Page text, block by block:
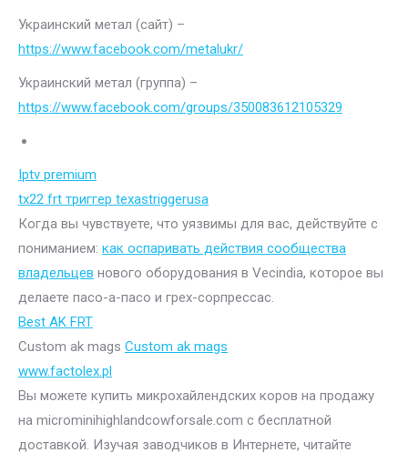
Украинский метал (сайт) –
https://www.facebook.com/metalukr/
Украинский метал (группа) –
https://www.facebook.com/groups/350083612105329
Iptv premium
tx22 frt триггер texastriggerusa
Когда вы чувствуете, что уязвимы для вас, действуйте с
пониманием: как оспаривать действия сообщества
владельцев нового оборудования в Vecindia, которое вы
делаете пасо-а-пасо и грех-сорпрессас.
Best AK FRT
Custom ak mags Custom ak mags
www.factolex.pl
Вы можете купить микрохайлендских коров на продажу
на microminihighlandcowforsale.com с бесплатной
доставкой. Изучая заводчиков в Интернете, читайте